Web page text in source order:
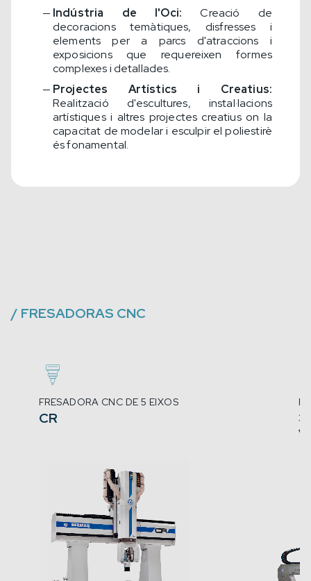
Indústria de l'Oci:Creació de
decoracions temàtiques, disfresses i
elements per a parcs d'atraccions i
exposicions que requereixen formes
complexes i detallades.
Projectes Artístics i Creatius:
Realització d'escultures, instal·lacions
artístiques i altres projectes creatius on la
capacitat de modelar i esculpir el poliestirè
és fonamental.
/ FRESADORAS CNC
FRESADORA CNC DE 5 EIXOS
CR
3X